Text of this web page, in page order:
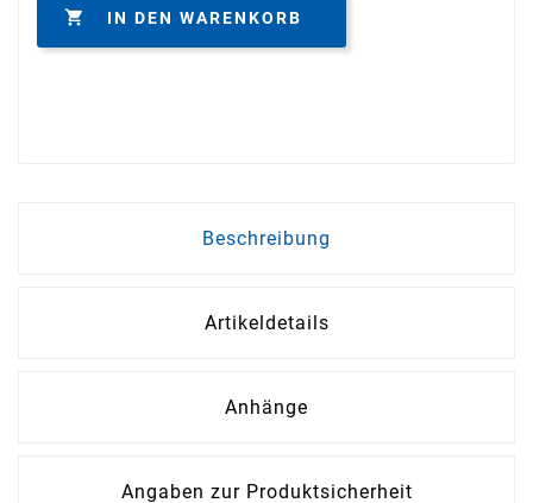
 IN DEN WARENKORB
Beschreibung
Artikeldetails
Anhänge
Angaben zur Produktsicherheit